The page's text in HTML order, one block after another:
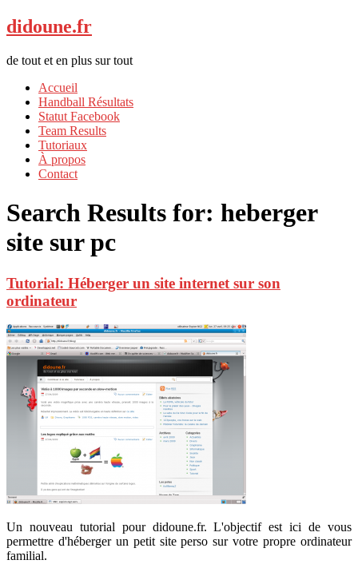
didoune.fr
de tout et en plus sur tout
Accueil
Handball Résultats
Statut Facebook
Team Results
Tutoriaux
À propos
Contact
Search Results for: heberger
site sur pc
Tutorial: Héberger un site internet sur son
ordinateur
Un nouveau tutorial pour didoune.fr. L'objectif est ici de vous
permettre d'héberger un petit site perso sur votre propre ordinateur
familial.